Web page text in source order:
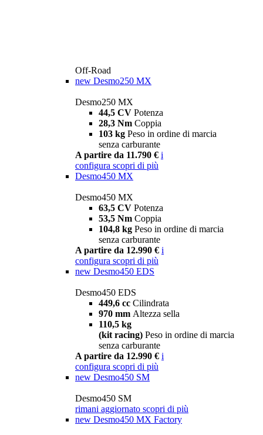
Off-Road
new Desmo250 MX
Desmo250 MX
44,5 CV Potenza
28,3 Nm Coppia
103 kg Peso in ordine di marcia
senza carburante
A partire da 11.790 € i
configura scopri di più
Desmo450 MX
Desmo450 MX
63,5 CV Potenza
53,5 Nm Coppia
104,8 kg Peso in ordine di marcia
senza carburante
A partire da 12.990 € i
configura scopri di più
new Desmo450 EDS
Desmo450 EDS
449,6 cc Cilindrata
970 mm Altezza sella
110,5 kg
(kit racing) Peso in ordine di marcia
senza carburante
A partire da 12.990 € i
configura scopri di più
new Desmo450 SM
Desmo450 SM
rimani aggiornato scopri di più
new Desmo450 MX Factory